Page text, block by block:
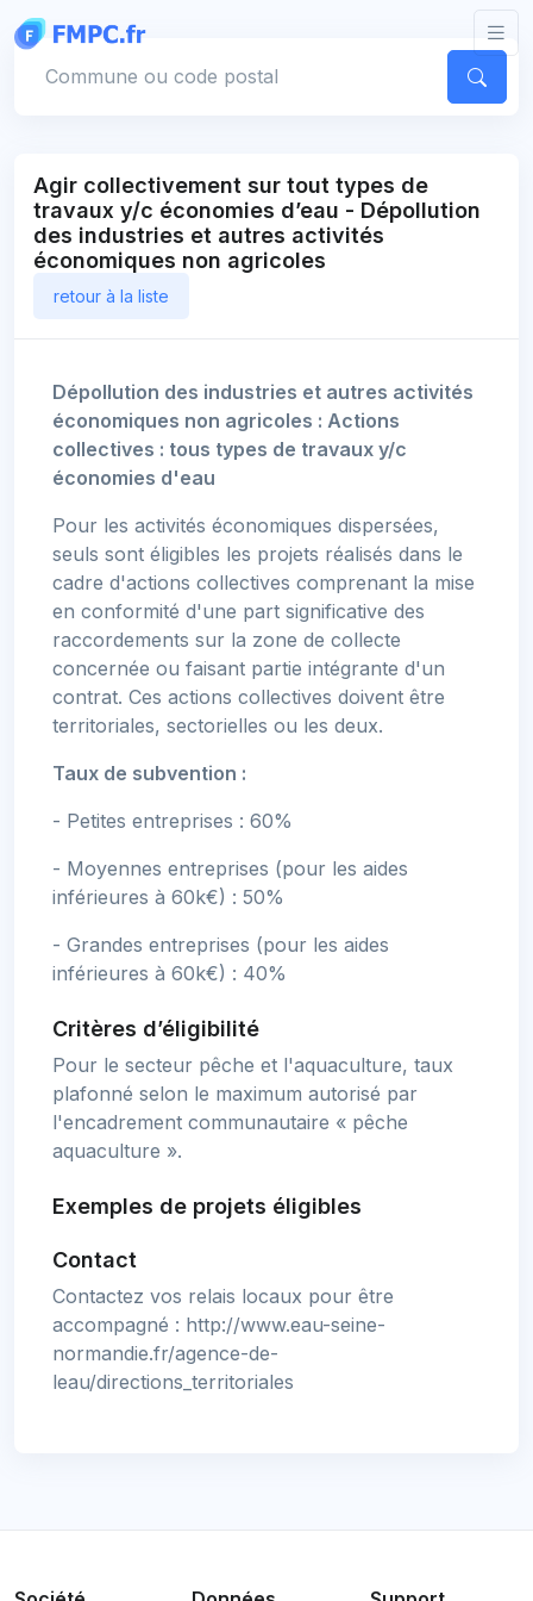
Agir collectivement sur tout types de
travaux y/c économies d’eau - Dépollution
des industries et autres activités
économiques non agricoles
retour à la liste
Dépollution des industries et autres activités
économiques non agricoles : Actions
collectives : tous types de travaux y/c
économies d'eau
Pour les activités économiques dispersées,
seuls sont éligibles les projets réalisés dans le
cadre d'actions collectives comprenant la mise
en conformité d'une part significative des
raccordements sur la zone de collecte
concernée ou faisant partie intégrante d'un
contrat. Ces actions collectives doivent être
territoriales, sectorielles ou les deux.
Taux de subvention :
- Petites entreprises : 60%
- Moyennes entreprises (pour les aides
inférieures à 60k€) : 50%
- Grandes entreprises (pour les aides
inférieures à 60k€) : 40%
Critères d’éligibilité
Pour le secteur pêche et l'aquaculture, taux
plafonné selon le maximum autorisé par
l'encadrement communautaire « pêche
aquaculture ».
Exemples de projets éligibles
Contact
Contactez vos relais locaux pour être
accompagné : http://www.eau-seine-
normandie.fr/agence-de-
leau/directions_territoriales
Panneau de gestion des cookies